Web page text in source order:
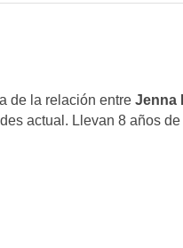
de la relación entre Jenna
actual. Llevan 8 años